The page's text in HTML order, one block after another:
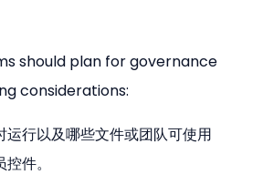
should plan for governance
considerations:
运行以及哪些文件或团队可使用
件。